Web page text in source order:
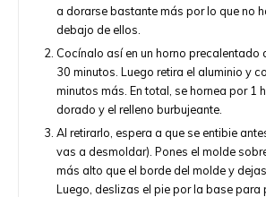
a dorarse bastante más por lo que no
debajo de ellos.
Cocínalo así en un horno
30 minutos. Luego retira el aluminio y
minutos más. En total, se hornea por 1
dorado y el relleno burbujeante.
Al retirarlo, espera a que se entibie
vas a desmoldar). Pones el molde
más alto que el borde del molde y
Luego, deslizas el pie por la base para